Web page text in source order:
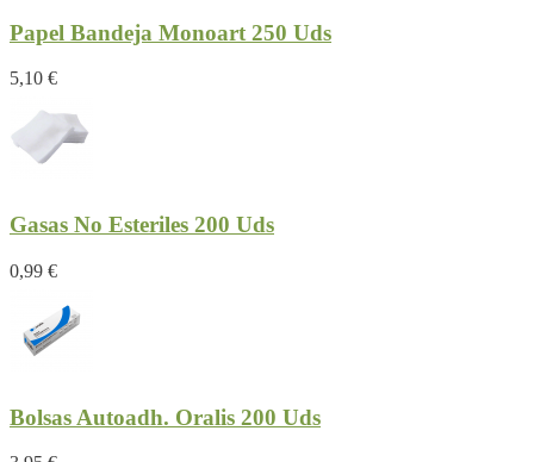
Papel Bandeja Monoart 250 Uds
5,10 €
Gasas No Esteriles 200 Uds
0,99 €
Bolsas Autoadh. Oralis 200 Uds